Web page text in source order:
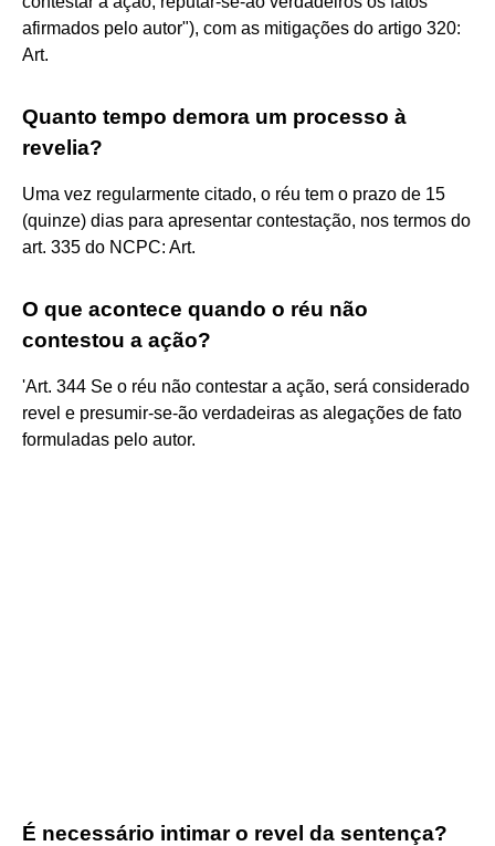
afirmados pelo autor"), com as mitigações do artigo 320:
Art.
Quanto tempo demora um processo à
revelia?
Uma vez regularmente citado, o réu tem o prazo de 15
(quinze) dias para apresentar contestação, nos termos do
art. 335 do NCPC: Art.
O que acontece quando o réu não
contestou a ação?
'Art. 344 Se o réu não contestar a ação, será considerado
revel e presumir-se-ão verdadeiras as alegações de fato
formuladas pelo autor.
É necessário intimar o revel da sentença?